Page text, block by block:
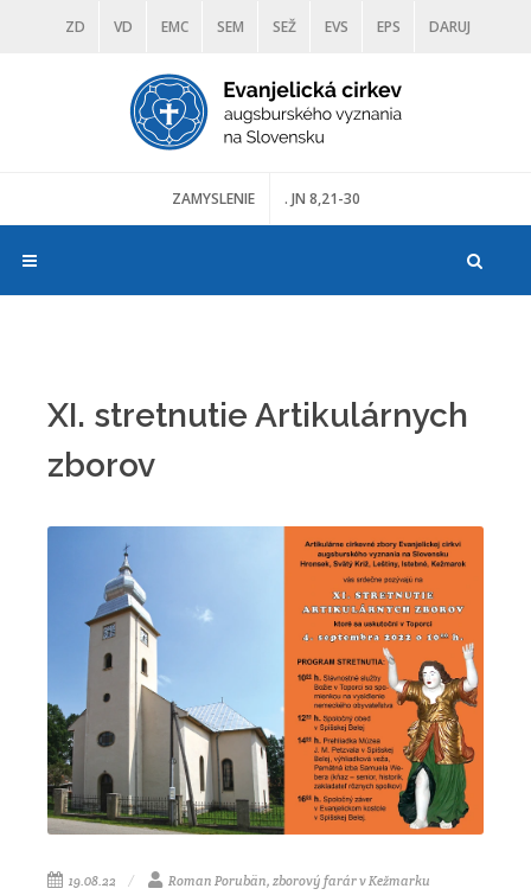
ZD VD EMC SEM SEŽ EVS EPS DARUJ
DIAKONIA ŠKOLY TRANOSCIUS
ZAMYSLENIE . JN 8,21-30
XI. stretnutie Artikulárnych
zborov
19.08.22
Roman Porubän, zborový farár v Kežmarku